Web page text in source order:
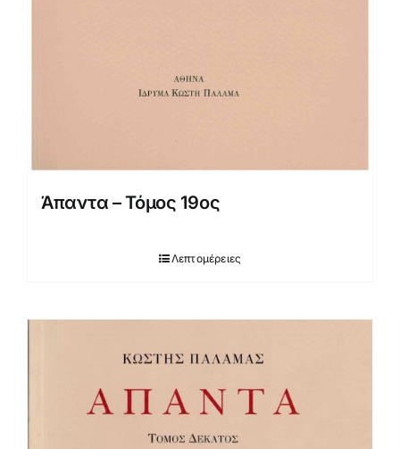
Άπαντα – Τόμος 19ος
Λεπτομέρειες